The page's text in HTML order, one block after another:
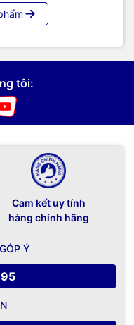
tôi:
Cam kết uy tính
hàng chính hãng
Ý